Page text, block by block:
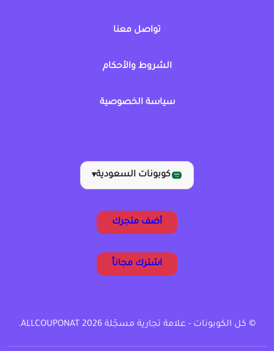
تواصل معنا
الشروط والأحكام
سياسة الخصوصية
كوبونات السعودية▾
أضف متجرك
اشترك مجاناً
© كل الكوبونات - علامة تجارية مسجّلة ALLCOUPONAT 2026.